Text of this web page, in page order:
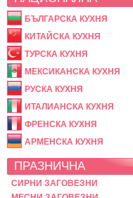
БЪЛГАРСКА КУХНЯ
КИТАЙСКА КУХНЯ
ТУРСКА КУХНЯ
МЕКСИКАНСКА КУХНЯ
РУСКА КУХНЯ
ИТАЛИАНСКА КУХНЯ
ФРЕНСКА КУХНЯ
АРМЕНСКА КУХНЯ
ПРАЗНИЧНА
СИРНИ ЗАГОВЕЗНИ